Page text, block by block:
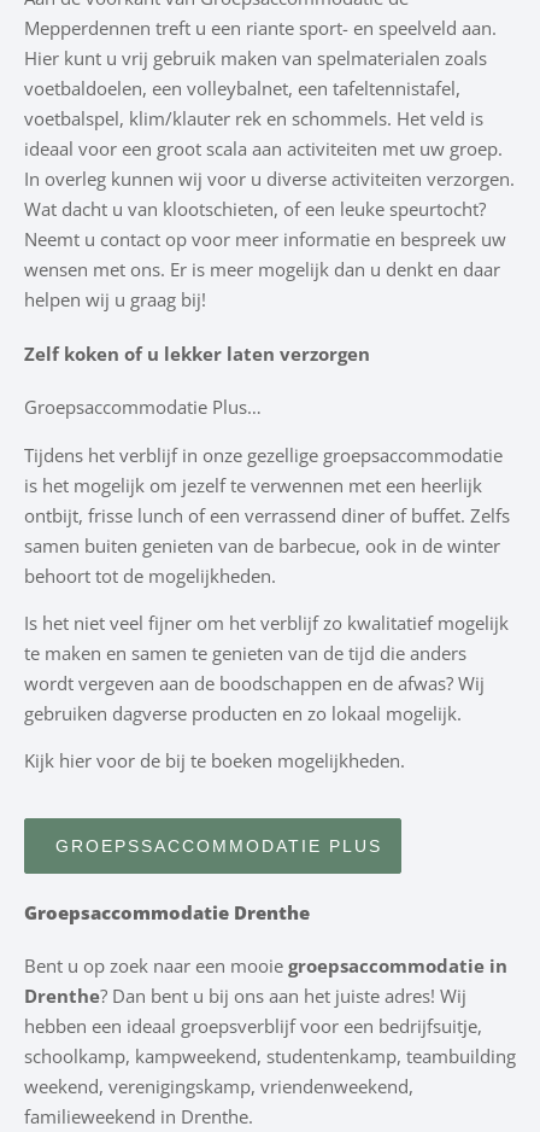
Mepperdennen treft u een riante sport- en speelveld aan.
Hier kunt u vrij gebruik maken van spelmaterialen zoals
voetbaldoelen, een volleybalnet, een tafeltennistafel,
voetbalspel, klim/klauter rek en schommels. Het veld is
ideaal voor een groot scala aan activiteiten met uw groep.
In overleg kunnen wij voor u diverse activiteiten verzorgen.
Wat dacht u van klootschieten, of een leuke speurtocht?
Neemt u contact op voor meer informatie en bespreek uw
wensen met ons. Er is meer mogelijk dan u denkt en daar
helpen wij u graag bij!
Zelf koken of u lekker laten verzorgen
Groepsaccommodatie Plus…
Tijdens het verblijf in onze gezellige groepsaccommodatie
is het mogelijk om jezelf te verwennen met een heerlijk
ontbijt, frisse lunch of een verrassend diner of buffet. Zelfs
samen buiten genieten van de barbecue, ook in de winter
behoort tot de mogelijkheden.
Is het niet veel fijner om het verblijf zo kwalitatief mogelijk
te maken en samen te genieten van de tijd die anders
wordt vergeven aan de boodschappen en de afwas? Wij
gebruiken dagverse producten en zo lokaal mogelijk.
Kijk hier voor de bij te boeken mogelijkheden.
GROEPSSACCOMMODATIE PLUS
Groepsaccommodatie Drenthe
Bent u op zoek naar een mooie groepsaccommodatie in
Drenthe? Dan bent u bij ons aan het juiste adres! Wij
hebben een ideaal groepsverblijf voor een bedrijfsuitje,
schoolkamp, kampweekend, studentenkamp, teambuilding
weekend, verenigingskamp, vriendenweekend,
familieweekend in Drenthe.